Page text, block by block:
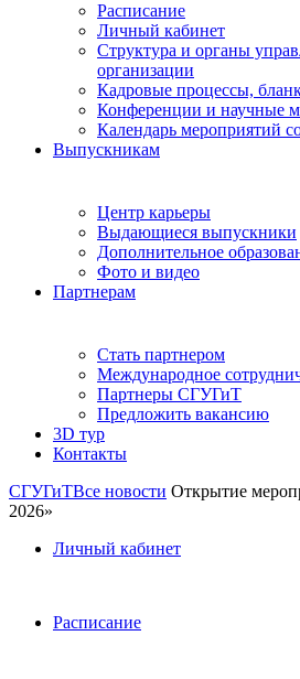
Расписание
Личный кабинет
Структура и органы
организации
Кадровые процессы,
Конференции и научные
Календарь мероприятий
Выпускникам
Центр карьеры
Выдающиеся выпускники
Дополнительное
Фото и видео
Партнерам
Стать партнером
Международное
Партнеры СГУГиТ
Предложить вакансию
3D тур
Контакты
СГУГиТВсе новости Открытие
2026»
Личный кабинет
Расписание